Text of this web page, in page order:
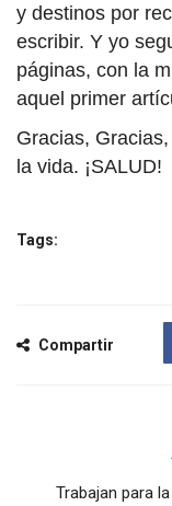
y destinos por
escribir. Y yo
páginas, con la
aquel primer
Gracias,
la vida. ¡SALUD!
Tags:
Compartir
Trabajan para